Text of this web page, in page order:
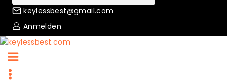
keylessbest@gmail.com
Anmelden